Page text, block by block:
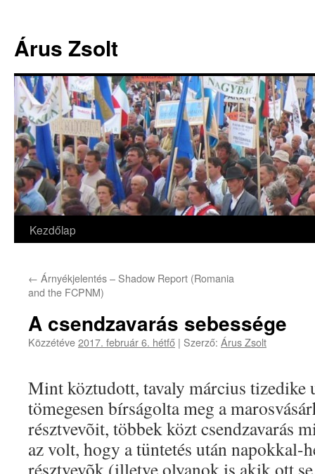
Árus Zsolt
Kilépés
tartalomba
Kezdőlap
← Árnyékjelentés – Shadow Report (Romania
and the FCPNM)
A csendzavarás sebessége
Közzétéve2017. február 6. hétfő | Szerző: Árus Zsolt
Mint köztudott, tavaly március tizedike
tömegesen bírságolta meg a
résztvevõit, többek közt csendzavarás
az volt, hogy a tüntetés után napokkal-
résztvevõk (illetve olyanok is akik ott